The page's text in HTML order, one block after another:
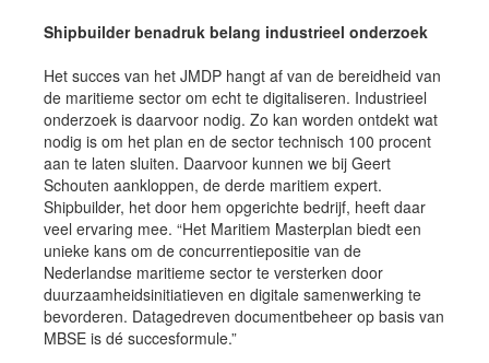
Shipbuilder benadruk belang industrieel onderzoek
Het succes van het JMDP hangt af van de bereidheid van
de maritieme sector om echt te digitaliseren. Industrieel
onderzoek is daarvoor nodig. Zo kan worden ontdekt wat
nodig is om het plan en de sector technisch 100 procent
aan te laten sluiten. Daarvoor kunnen we bij Geert
Schouten aankloppen, de derde maritiem expert.
Shipbuilder, het door hem opgerichte bedrijf, heeft daar
veel ervaring mee. “Het Maritiem Masterplan biedt een
unieke kans om de concurrentiepositie van de
Nederlandse maritieme sector te versterken door
duurzaamheidsinitiatieven en digitale samenwerking te
bevorderen. Datagedreven documentbeheer op basis van
MBSE is dé succesformule.”